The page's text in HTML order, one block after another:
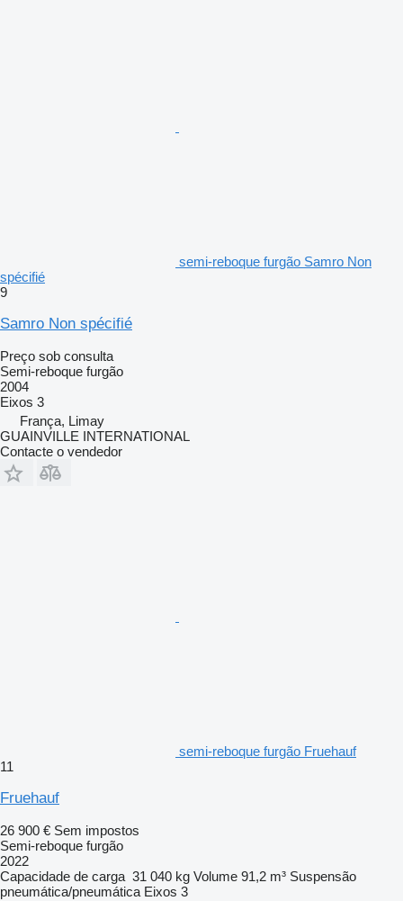
semi-reboque furgão Samro Non
spécifié
9
Samro Non spécifié
Preço sob consulta
Semi-reboque furgão
2004
Eixos 3
França, Limay
GUAINVILLE INTERNATIONAL
Contacte o vendedor
semi-reboque furgão Fruehauf
11
Fruehauf
26 900 € Sem impostos
Semi-reboque furgão
2022
Capacidade de carga 31 040 kg Volume 91,2 m³ Suspensão
pneumática/pneumática Eixos 3